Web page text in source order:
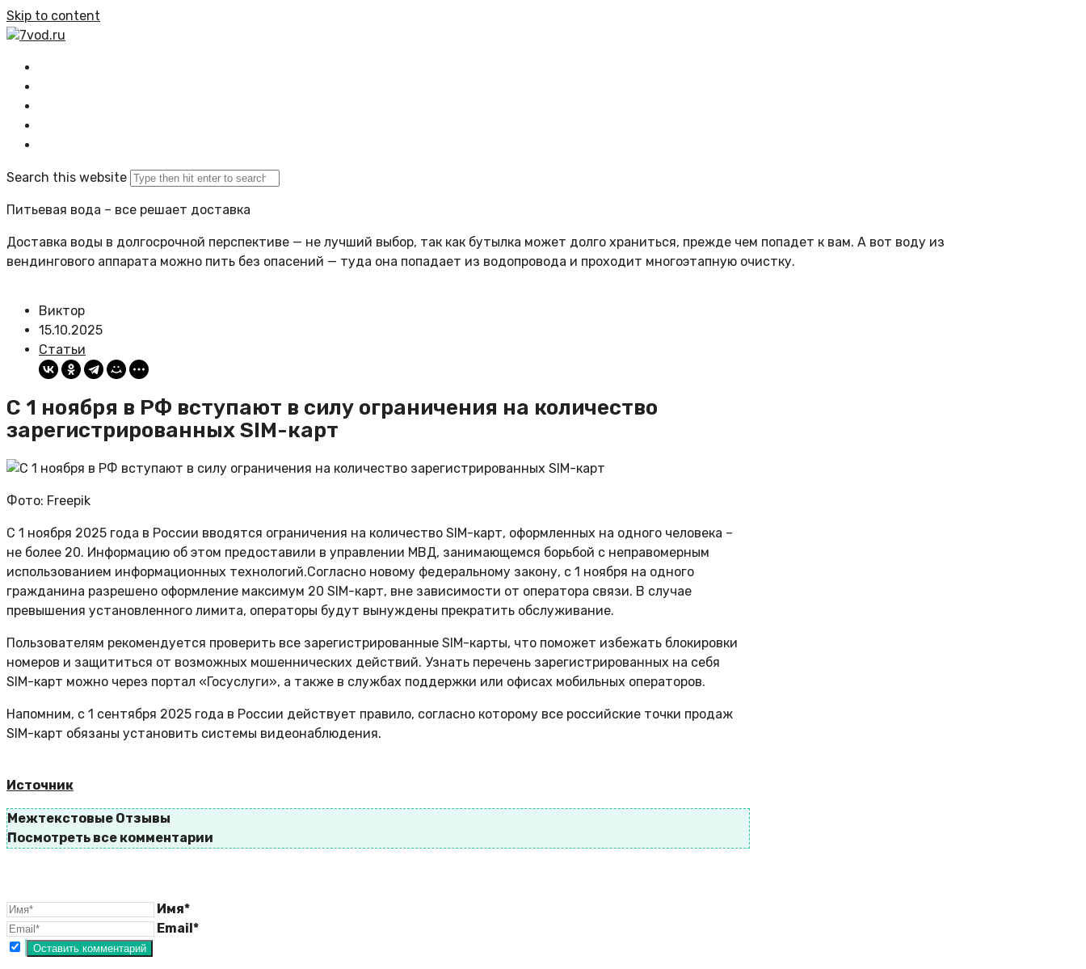
Skip to content
7vod.ru
Search this website
Питьевая вода – все решает доставка
Доставка воды в долгосрочной перспективе — не лучший выбор, так как бутылка может долго храниться, прежде чем попадет к вам. А вот воду из
вендингового аппарата можно пить без опасений — туда она попадает из водопровода и проходит многоэтапную очистку.
Виктор
15.10.2025
Статьи
С 1 ноября в РФ вступают в силу ограничения на количество
зарегистрированных SIM-карт
Фото: Freepik
С 1 ноября 2025 года в России вводятся ограничения на количество SIM-карт, оформленных на одного человека –
не более 20. Информацию об этом предоставили в управлении МВД, занимающемся борьбой с неправомерным
использованием информационных технологий.Согласно новому федеральному закону, с 1 ноября на одного
гражданина разрешено оформление максимум 20 SIM-карт, вне зависимости от оператора связи. В случае
превышения установленного лимита, операторы будут вынуждены прекратить обслуживание.
Пользователям рекомендуется проверить все зарегистрированные SIM-карты, что поможет избежать блокировки
номеров и защититься от возможных мошеннических действий. Узнать перечень зарегистрированных на себя
SIM-карт можно через портал «Госуслуги», а также в службах поддержки или офисах мобильных операторов.
Напомним, с 1 сентября 2025 года в России действует правило, согласно которому все российские точки продаж
SIM-карт обязаны установить системы видеонаблюдения.
Источник
Межтекстовые Отзывы
Посмотреть все комментарии
Имя*
Email*